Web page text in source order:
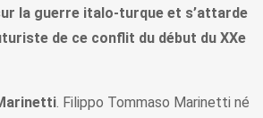
la guerre italo-turque et s’attarde
de ce conflit du début du XXe
. Filippo Tommaso Marinetti né